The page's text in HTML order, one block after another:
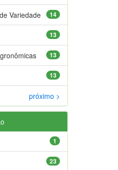
14
Variedade
13
13
13
próximo >
1
23